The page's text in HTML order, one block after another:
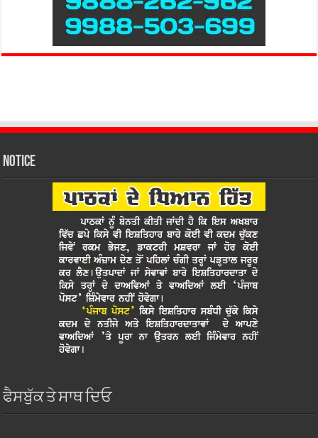
Notice
ਫੈਸਬੁੱਕ ਤੇ ਸਾਥ ਦਿਓ